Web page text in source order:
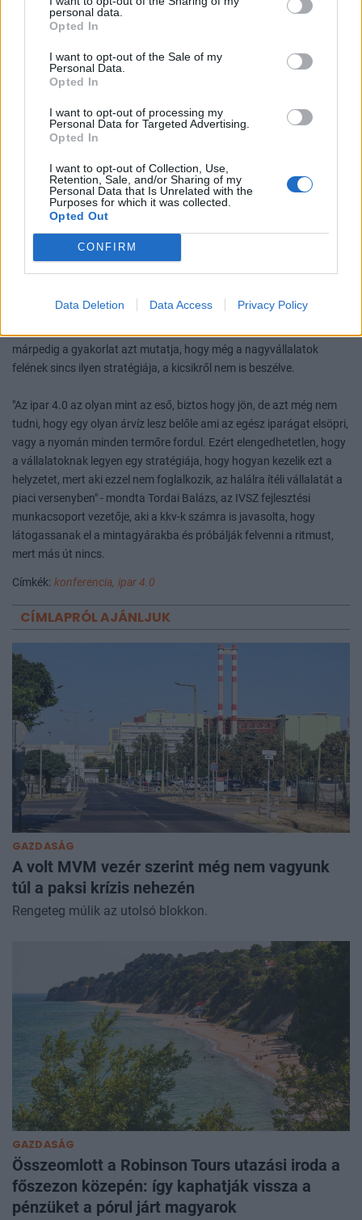
personal data.
Opted In
I want to opt-out of the Sale of my
Personal Data.
Opted In
I want to opt-out of processing my
Personal Data for Targeted Advertising.
Opted In
I want to opt-out of Collection, Use,
Retention, Sale, and/or Sharing of my
Personal Data that Is Unrelated with the
Purposes for which it was collected.
Opted Out
CONFIRM
Data Deletion Data Access Privacy Policy
Bolla Attila
"Második elem az innovatív gépek, robotok alkalmazása, amivel
optimalizálni lehet a termelést, például kevesebb az
anyagfelhasználás, ami csökkenti a költségeket. A piaci igényeket
kielégítve pedig okos termékeket is gyártani kell, az a harmadik
lépés. Ehhez külső segítséget is igénybe veszünk, egy bootcamp
keretében meghirdettük azokat a területeket, amire várjuk
startupok megoldásait, és ki is választottunk 3 csapatot a
márpedig a gyakorlat azt mutatja, hogy még a nagyvállalatok
felének sincs ilyen stratégiája, a kicsikről nem is beszélve.
"Az ipar 4.0 az olyan mint az eső, biztos hogy jön, de azt még nem
tudni, hogy egy olyan árvíz lesz belőle ami az egész iparágat elsöpri,
vagy a nyomán minden termőre fordul. Ezért elengedhetetlen, hogy
a vállalatoknak legyen egy stratégiája, hogy hogyan kezelik ezt a
helyzetet, mert aki ezzel nem foglalkozik, az halálra ítéli vállalatát a
piaci versenyben" - mondta Tordai Balázs, az IVSZ fejlesztési
munkacsoport vezetője, aki a kkv-k számra is javasolta, hogy
látogassanak el a mintagyárakba és próbálják felvenni a ritmust,
mert más út nincs.
Címkék: konferencia, ipar 4.0
CÍMLAPRÓL AJÁNLJUK
GAZDASÁG
A volt MVM vezér szerint még nem vagyunk
túl a paksi krízis nehezén
Rengeteg múlik az utolsó blokkon.
GAZDASÁG
Összeomlott a Robinson Tours utazási iroda a
főszezon közepén: így kaphatják vissza a
pénzüket a pórul járt magyarok